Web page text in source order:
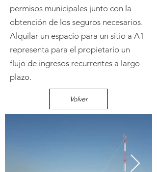
permisos municipales junto con la
obtención de los seguros necesarios.
Alquilar un espacio para un sitio a A1
representa para el propietario un
flujo de ingresos recurrentes a largo
plazo.
Volver